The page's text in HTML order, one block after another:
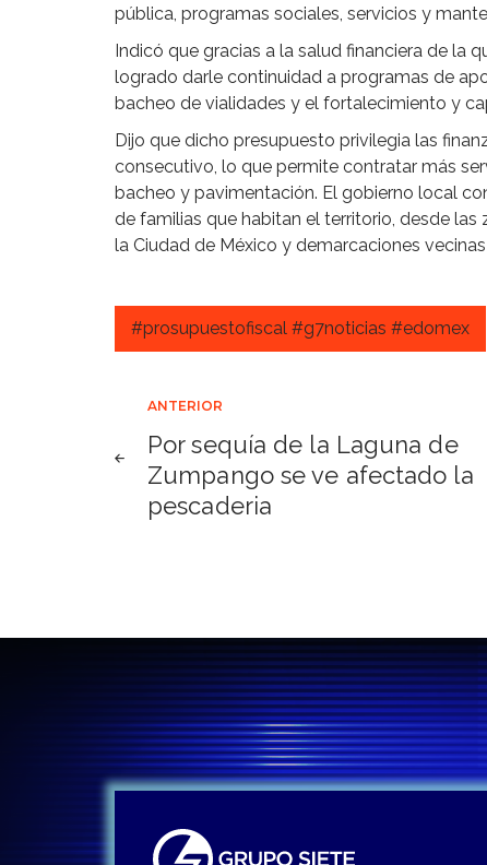
pública, programas sociales, servicios y
Indicó que gracias a la salud financiera de la
logrado darle continuidad a programas de
bacheo de vialidades y el fortalecimiento y
Dijo que dicho presupuesto privilegia las
consecutivo, lo que permite contratar más
bacheo y pavimentación. El gobierno local
de familias que habitan el territorio, desde
la Ciudad de México y demarcaciones
#prosupuestofiscal #g7noticias #edomex
Navegación
de
entradas
ANTERIOR
Por sequía de la Laguna de
Zumpango se ve afectado la
pescaderia